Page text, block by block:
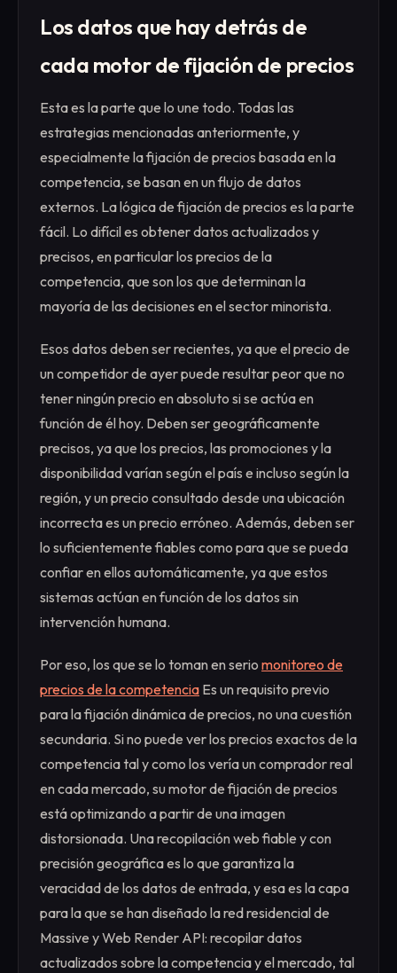
Los datos que hay detrás de
cada motor de fijación de precios
Esta es la parte que lo une todo. Todas las
estrategias mencionadas anteriormente, y
especialmente la fijación de precios basada en la
competencia, se basan en un flujo de datos
externos. La lógica de fijación de precios es la parte
fácil. Lo difícil es obtener datos actualizados y
precisos, en particular los precios de la
competencia, que son los que determinan la
mayoría de las decisiones en el sector minorista.
Esos datos deben ser recientes, ya que el precio de
un competidor de ayer puede resultar peor que no
tener ningún precio en absoluto si se actúa en
función de él hoy. Deben ser geográficamente
precisos, ya que los precios, las promociones y la
disponibilidad varían según el país e incluso según la
región, y un precio consultado desde una ubicación
incorrecta es un precio erróneo. Además, deben ser
lo suficientemente fiables como para que se pueda
confiar en ellos automáticamente, ya que estos
sistemas actúan en función de los datos sin
intervención humana.
Por eso, los que se lo toman en serio monitoreo de
precios de la competencia Es un requisito previo
para la fijación dinámica de precios, no una cuestión
secundaria. Si no puede ver los precios exactos de la
competencia tal y como los vería un comprador real
en cada mercado, su motor de fijación de precios
está optimizando a partir de una imagen
distorsionada. Una recopilación web fiable y con
precisión geográfica es lo que garantiza la
veracidad de los datos de entrada, y esa es la capa
para la que se han diseñado la red residencial de
Massive y Web Render API: recopilar datos
actualizados sobre la competencia y el mercado, tal